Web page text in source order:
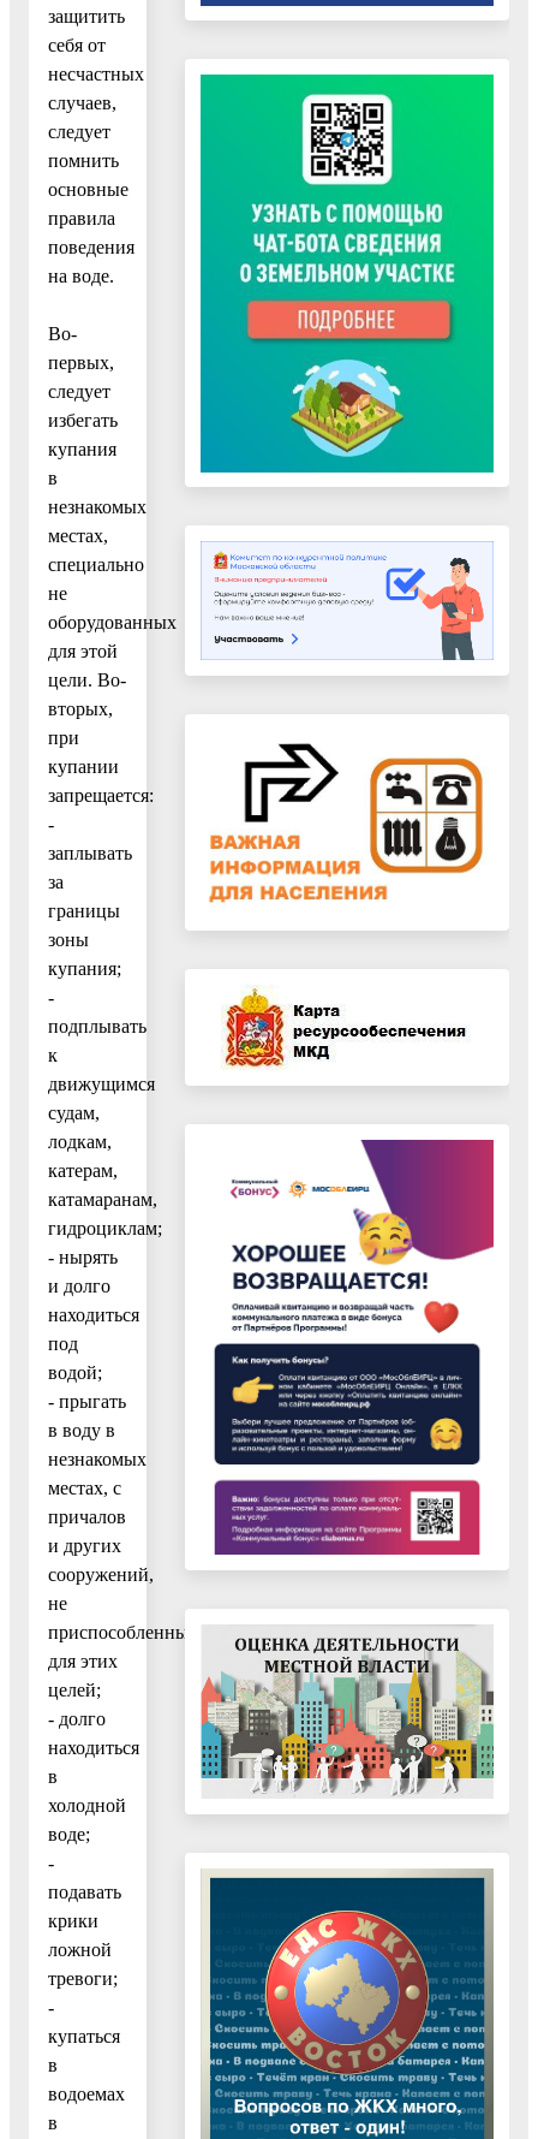
защитить
себя от
несчастных
случаев,
следует
помнить
основные
правила
поведения
на воде.
Во-
первых,
следует
избегать
купания
в
незнакомых
местах,
специально
не
оборудованных
для этой
цели. Во-
вторых,
при
купании
запрещается:
-
заплывать
за
границы
зоны
купания;
-
подплывать
к
движущимся
судам,
лодкам,
катерам,
катамаранам,
гидроциклам;
- нырять
и долго
находиться
под
водой;
- прыгать
в воду в
незнакомых
местах, с
причалов
и других
сооружений,
не
приспособленных
для этих
целей;
- долго
находиться
в
холодной
воде;
-
подавать
крики
ложной
тревоги;
-
купаться
в
водоемах
в